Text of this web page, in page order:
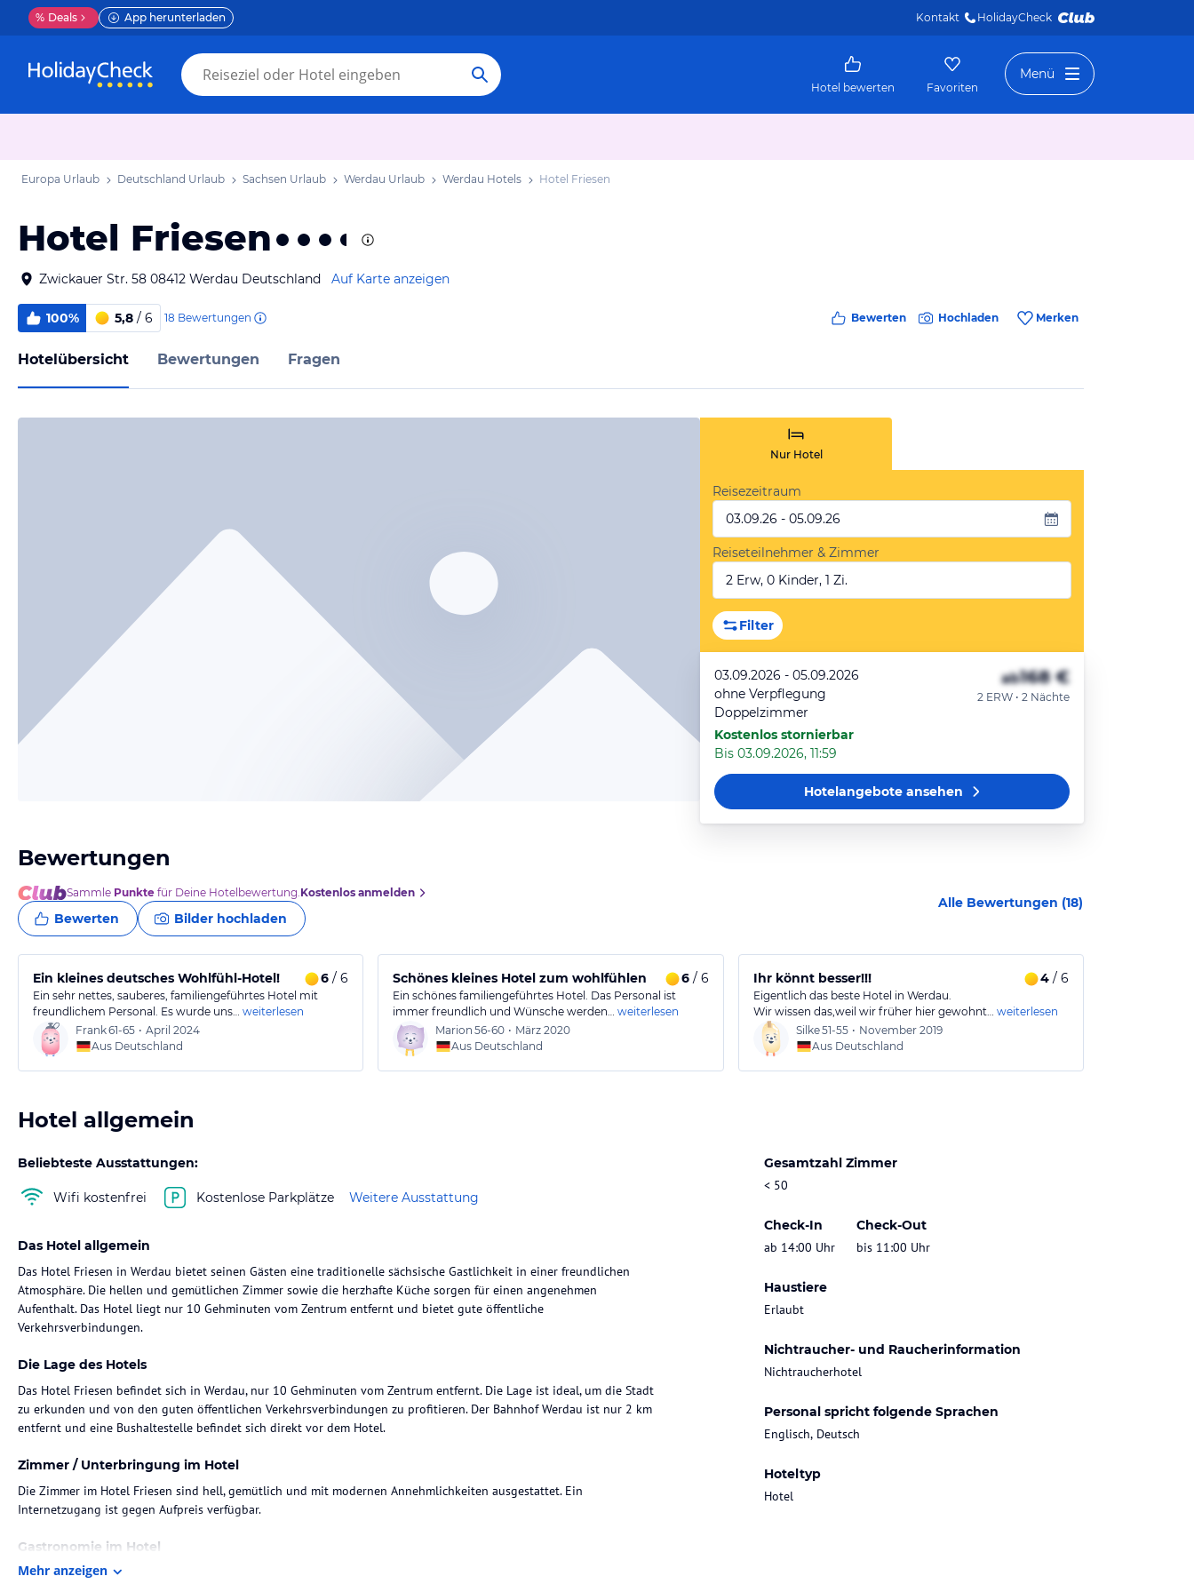
% Deals App herunterladen Kontakt HolidayCheck
Hotel bewerten Favoriten
Menü
Europa Urlaub Deutschland Urlaub Sachsen Urlaub Werdau Urlaub Werdau Hotels Hotel Friesen
Hotel Friesen
Zwickauer Str. 58 08412 Werdau Deutschland Auf Karte anzeigen
100% 5,8 / 6 18 Bewertungen Bewerten Hochladen Merken
Hotelübersicht Bewertungen Fragen
Nur Hotel
Reisezeitraum
03.09.26 - 05.09.26
Reiseteilnehmer & Zimmer
2 Erw, 0 Kinder, 1 Zi.
Filter
03.09.2026 - 05.09.2026
ohne Verpflegung
Doppelzimmer
Kostenlos stornierbar
Bis 03.09.2026, 11:59
ab168 €
2 ERW • 2 Nächte
Hotelangeboteansehen
Bewertungen
Sammle Punkte für Deine Hotelbewertung.Kostenlos anmelden
Bewerten Bilder hochladen
Alle Bewertungen (18)
Ein kleines deutsches Wohlfühl-Hotel! 6 / 6
Ein sehr nettes, sauberes, familiengeführtes Hotel mit
freundlichem Personal. Es wurde uns… weiterlesen
Frank61-65 • April 2024
Aus Deutschland
Schönes kleines Hotel zum wohlfühlen 6/ 6
Ein schönes familiengeführtes Hotel. Das Personal ist
immer freundlich und Wünsche werden… weiterlesen
Marion 56-60 • März 2020
Aus Deutschland
Ihr könnt besser!!! 4/ 6
Eigentlich das beste Hotel in Werdau.
Wir wissen das,weil wir früher hier gewohnt… weiterlesen
Silke51-55 • November 2019
Aus Deutschland
Hotel allgemein
Beliebteste Ausstattungen:
Wifi kostenfrei Kostenlose Parkplätze Weitere Ausstattung
Gesamtzahl Zimmer
< 50
Check-In
ab 14:00 Uhr
Check-Out
bis 11:00 Uhr
Haustiere
Erlaubt
Nichtraucher- und Raucherinformation
Nichtraucherhotel
Personal spricht folgende Sprachen
Englisch, Deutsch
Hoteltyp
Hotel
Das Hotel allgemein
Das Hotel Friesen in Werdau bietet seinen Gästen eine traditionelle sächsische Gastlichkeit in einer freundlichen
Atmosphäre. Die hellen und gemütlichen Zimmer sowie die herzhafte Küche sorgen für einen angenehmen
Aufenthalt. Das Hotel liegt nur 10 Gehminuten vom Zentrum entfernt und bietet gute öffentliche
Verkehrsverbindungen.
Die Lage des Hotels
Das Hotel Friesen befindet sich in Werdau, nur 10 Gehminuten vom Zentrum entfernt. Die Lage ist ideal, um die Stadt
zu erkunden und von den guten öffentlichen Verkehrsverbindungen zu profitieren. Der Bahnhof Werdau ist nur 2 km
entfernt und eine Bushaltestelle befindet sich direkt vor dem Hotel.
Zimmer / Unterbringung im Hotel
Die Zimmer im Hotel Friesen sind hell, gemütlich und mit modernen Annehmlichkeiten ausgestattet. Ein
Internetzugang ist gegen Aufpreis verfügbar.
Gastronomie im Hotel
Im Restaurant des Hotels können die Gäste traditionelle sächsische Spezialitäten, Salate, Fisch und frische lokale
Mehr anzeigen